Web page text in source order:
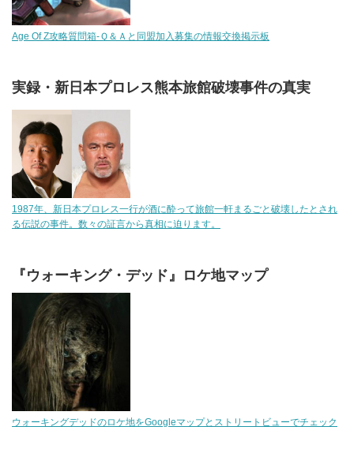
Age Of Z攻略質問箱-Ｑ＆Ａと同盟加入募集の情報交換掲示板
実録・新日本プロレス熊本旅館破壊事件の真実
1987年、新日本プロレス一行が酒に酔って旅館一軒まるごと破壊したとされ
る伝説の事件。数々の証言から真相に迫ります。
『ウォーキング・デッド』ロケ地マップ
ウォーキングデッドのロケ地をGoogleマップとストリートビューでチェック